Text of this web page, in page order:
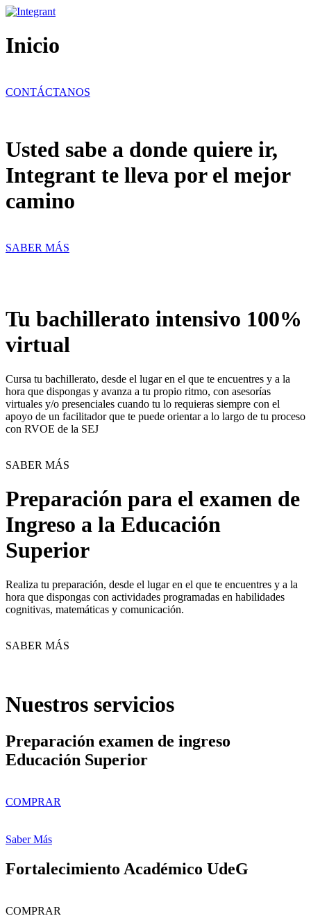
Ir
contenido
Inicio
CONTÁCTANOS
Usted sabe a donde quiere ir,
Integrant te lleva por el mejor
camino
SABER MÁS
Tu bachillerato intensivo 100%
virtual
Cursa tu bachillerato, desde el lugar en el que te encuentres y a la
hora que dispongas y avanza a tu propio ritmo, con asesorías
virtuales y/o presenciales cuando tu lo requieras siempre con el
apoyo de un facilitador que te puede orientar a lo largo de tu proceso
con RVOE de la SEJ
SABER MÁS
Preparación para el examen de
Ingreso a la Educación
Superior
Realiza tu preparación, desde el lugar en el que te encuentres y a la
hora que dispongas con actividades programadas en habilidades
cognitivas, matemáticas y comunicación.
SABER MÁS
Nuestros servicios
Preparación examen de ingreso
Educación Superior
COMPRAR
Saber Más
Fortalecimiento Académico UdeG
COMPRAR